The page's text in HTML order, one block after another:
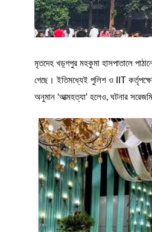
মৃতদেহ খড়্গপুর মহকুমা হাসপাতালে
গেছে। ইতিমধ্যেই পুলিশ ও IIT
অনুমান ‘আত্মহত্যা’ হলেও, ঘটনার